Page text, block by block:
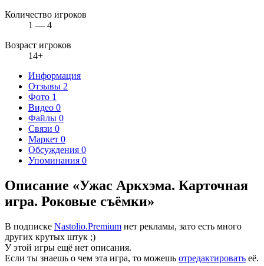
Количество игроков
1 — 4
Возраст игроков
14+
Информация
Отзывы 2
Фото 1
Видео 0
Файлы 0
Связи 0
Маркет 0
Обсуждения 0
Упоминания 0
Описание «Ужас Аркхэма. Карточная
игра. Роковые съёмки»
В подписке Nastolio.Premium нет рекламы, зато есть много
других крутых штук ;)
У этой игры ещё нет описания.
Если ты знаешь о чем эта игра, то можешь отредактировать её.